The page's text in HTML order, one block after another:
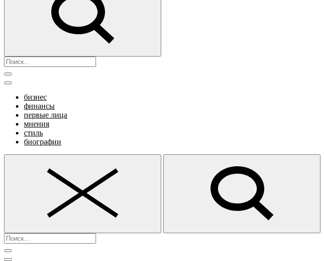
бизнес
финансы
первые лица
мнения
стиль
биографии